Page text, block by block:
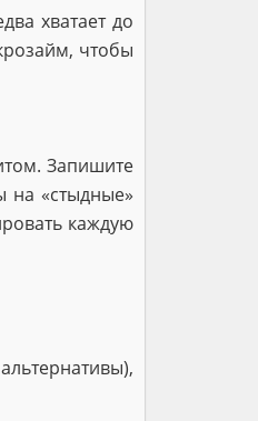
хватает до
чтобы
Запишите
на «стыдные»
каждую